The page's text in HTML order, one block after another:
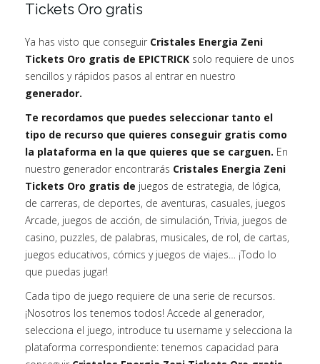
Tickets Oro gratis
Ya has visto que conseguir Cristales Energia Zeni
Tickets Oro gratis de EPICTRICK solo requiere de unos
sencillos y rápidos pasos al entrar en nuestro
generador.
Te recordamos que puedes seleccionar tanto el
tipo de recurso que quieres conseguir gratis como
la plataforma en la que quieres que se carguen. En
nuestro generador encontrarás Cristales Energia Zeni
Tickets Oro gratis de juegos de estrategia, de lógica,
de carreras, de deportes, de aventuras, casuales, juegos
Arcade, juegos de acción, de simulación, Trivia, juegos de
casino, puzzles, de palabras, musicales, de rol, de cartas,
juegos educativos, cómics y juegos de viajes… ¡Todo lo
que puedas jugar!
Cada tipo de juego requiere de una serie de recursos.
¡Nosotros los tenemos todos! Accede al generador,
selecciona el juego, introduce tu username y selecciona la
plataforma correspondiente: tenemos capacidad para